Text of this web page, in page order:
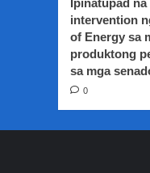
para
sa
ilaan
sa
Ipinatupad
intervention
of Energy sa
produktong
sa mga
0